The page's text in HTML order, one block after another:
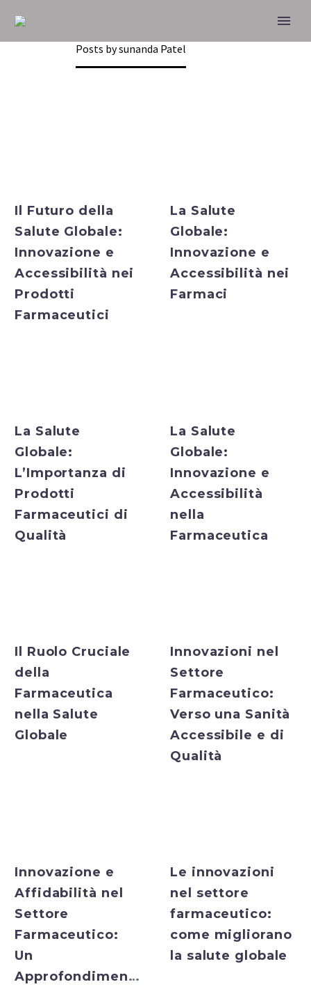
SUNANDA PATEL
Posts by sunanda Patel
Il Futuro della
Salute Globale:
Innovazione e
Accessibilità nei
Prodotti
Farmaceutici
La Salute
Globale:
Innovazione e
Accessibilità nei
Farmaci
La Salute
Globale:
L’Importanza di
Prodotti
Farmaceutici di
Qualità
La Salute
Globale:
Innovazione e
Accessibilità
nella
Farmaceutica
Il Ruolo Cruciale
della
Farmaceutica
nella Salute
Globale
Innovazioni nel
Settore
Farmaceutico:
Verso una Sanità
Accessibile e di
Qualità
Innovazione e
Affidabilità nel
Settore
Farmaceutico:
Un
Approfondimento
Le innovazioni
nel settore
farmaceutico:
come migliorano
la salute globale